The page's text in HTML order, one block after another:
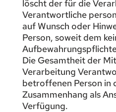
löscht der für die
Verantwortliche
auf Wunsch oder
Person, soweit dem
Die Gesamtheit der
Verarbeitung
betroffenen Person in
Zusammenhang als
Verfügung.